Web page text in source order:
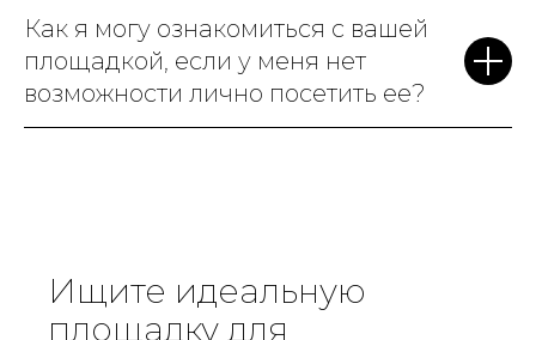
Как я могу ознакомиться с вашей
площадкой, если у меня нет
возможности лично посетить ее?
Ищите идеальную
площадку для